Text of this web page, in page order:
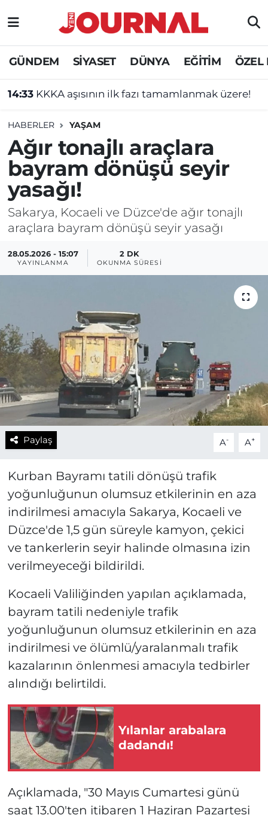
GÜNDEM SİYASET DÜNYA EĞİTİM ÖZEL
14:33 KKKA aşısının ilk fazı tamamlanmak üzere!
HABERLER YAŞAM
Ağır tonajlı araçlara
bayram dönüşü seyir
yasağı!
Sakarya, Kocaeli ve Düzce'de ağır tonajlı
araçlara bayram dönüşü seyir yasağı
28.05.2026 - 15:07
YAYINLANMA
2 DK
OKUNMA SÜRESI
Paylaş A- A+
Kurban Bayramı tatili dönüşü trafik
yoğunluğunun olumsuz etkilerinin en aza
indirilmesi amacıyla Sakarya, Kocaeli ve
Düzce'de 1,5 gün süreyle kamyon, çekici
ve tankerlerin seyir halinde olmasına izin
verilmeyeceği bildirildi.
Kocaeli Valiliğinden yapılan açıklamada,
bayram tatili nedeniyle trafik
yoğunluğunun olumsuz etkilerinin en aza
indirilmesi ve ölümlü/yaralanmalı trafik
kazalarının önlenmesi amacıyla tedbirler
alındığı belirtildi.
Yılanlar arabalara
dadandı!
Açıklamada, "30 Mayıs Cumartesi günü
saat 13.00'ten itibaren 1 Haziran Pazartesi
GÜNDEM
SİYASET
DÜNYA
EĞİTİM
ÖZEL HABER
Nöbetçi Eczaneler
Hava Durumu
Süper Lig Puan Durumu ve Fikstür
Tüm Manşetler
Son Dakika Haberleri
Haber Arşivi